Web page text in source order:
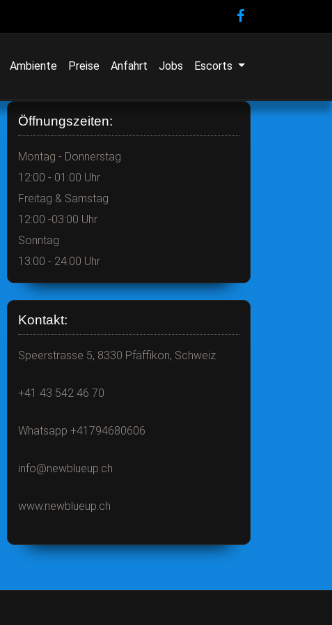
Ambiente Preise Anfahrt Jobs Escorts
Öffnungszeiten:
Montag - Donnerstag
12:00 - 01:00 Uhr
Freitag & Samstag
12:00 -03:00 Uhr
Sonntag
13:00 - 24:00 Uhr
Kontakt:
Speerstrasse 5, 8330 Pfäffikon, Schweiz
+41 43 542 46 70
Whatsapp +41794680606
info@newblueup.ch
www.newblueup.ch